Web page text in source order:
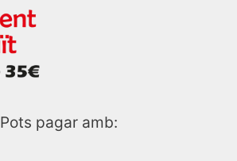
Pots pagar amb: